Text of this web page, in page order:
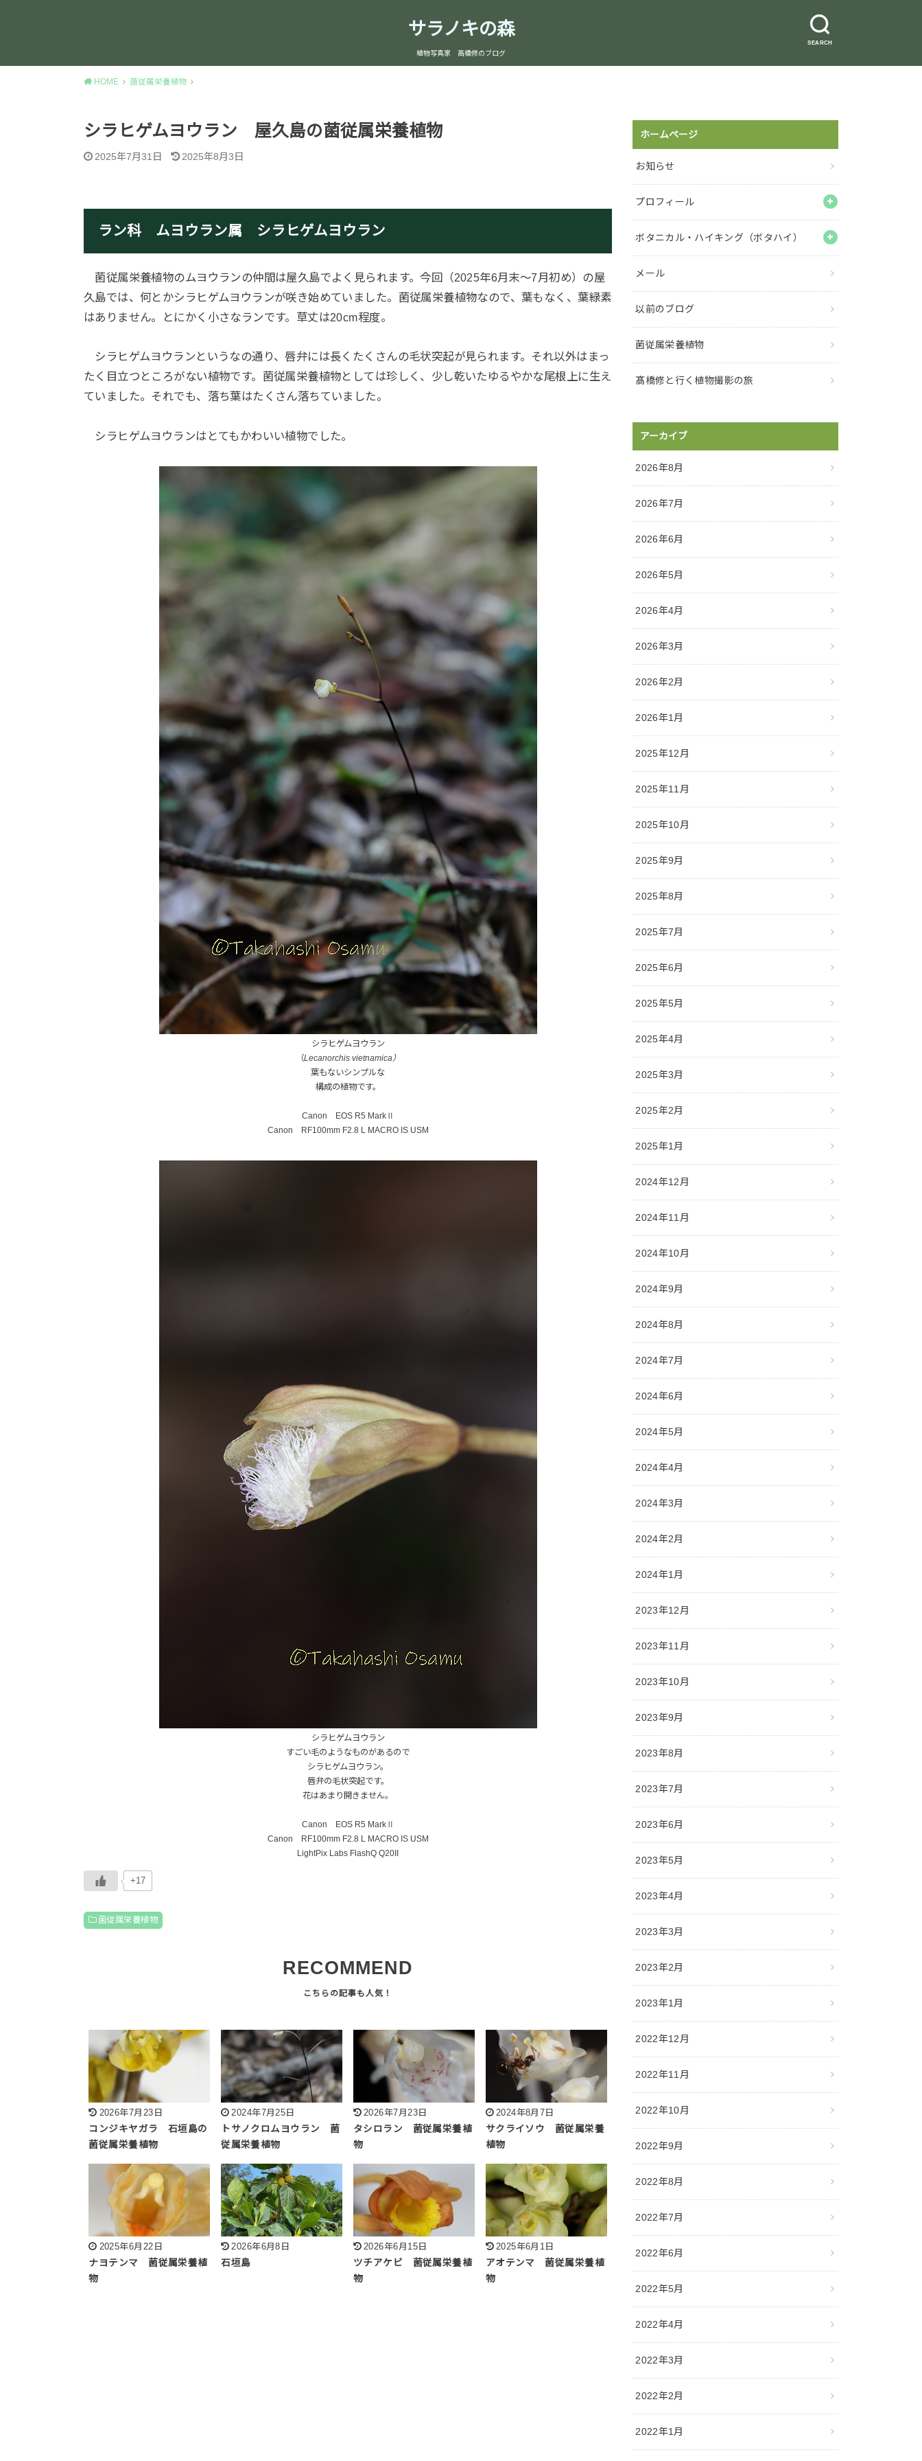
SEARCH
サラノキの森
植物写真家 高橋修のブログ
HOME 菌従属栄養植物
シラヒゲムヨウラン 屋久島の菌従属栄養植物
2025年7月31日 2025年8月3日
ラン科 ムヨウラン属 シラヒゲムヨウラン
菌従属栄養植物のムヨウランの仲間は屋久島でよく見られます。今回（2025年6月末～7月初め）の屋
久島では、何とかシラヒゲムヨウランが咲き始めていました。菌従属栄養植物なので、葉もなく、葉緑素
はありません。とにかく小さなランです。草丈は20cm程度。
シラヒゲムヨウランというなの通り、唇弁には長くたくさんの毛状突起が見られます。それ以外はまっ
たく目立つところがない植物です。菌従属栄養植物としては珍しく、少し乾いたゆるやかな尾根上に生え
ていました。それでも、落ち葉はたくさん落ちていました。
シラヒゲムヨウランはとてもかわいい植物でした。
シラヒゲムヨウラン
（Lecanorchis vietnamica）
葉もないシンプルな
構成の植物です。
Canon EOS R5 MarkⅡ
Canon RF100mm F2.8 L MACRO IS USM
シラヒゲムヨウラン
すごい毛のようなものがあるので
シラヒゲムヨウラン。
唇弁の毛状突起です。
花はあまり開きません。
Canon EOS R5 MarkⅡ
Canon RF100mm F2.8 L MACRO IS USM
LightPix Labs FlashQ Q20II
+17
菌従属栄養植物
RECOMMEND
2026年7月23日
コンジキヤガラ 石垣島の
菌従属栄養植物
2024年7月25日
トサノクロムヨウラン 菌
従属栄養植物
2026年7月23日
タシロラン 菌従属栄養植
物
2024年8月7日
サクライソウ 菌従属栄養
植物
2025年6月22日
ナヨテンマ 菌従属栄養植
物
2026年6月8日
石垣島
2026年6月15日
ツチアケビ 菌従属栄養植
物
2025年6月1日
アオテンマ 菌従属栄養植
物
ホームページ
お知らせ
プロフィール
ボタニカル・ハイキング（ボタハイ）
メール
以前のブログ
菌従属栄養植物
髙橋修と行く植物撮影の旅
アーカイブ
2026年8月
2026年7月
2026年6月
2026年5月
2026年4月
2026年3月
2026年2月
2026年1月
2025年12月
2025年11月
2025年10月
2025年9月
2025年8月
2025年7月
2025年6月
2025年5月
2025年4月
2025年3月
2025年2月
2025年1月
2024年12月
2024年11月
2024年10月
2024年9月
2024年8月
2024年7月
2024年6月
2024年5月
2024年4月
2024年3月
2024年2月
2024年1月
2023年12月
2023年11月
2023年10月
2023年9月
2023年8月
2023年7月
2023年6月
2023年5月
2023年4月
2023年3月
2023年2月
2023年1月
2022年12月
2022年11月
2022年10月
2022年9月
2022年8月
2022年7月
2022年6月
2022年5月
2022年4月
2022年3月
2022年2月
2022年1月